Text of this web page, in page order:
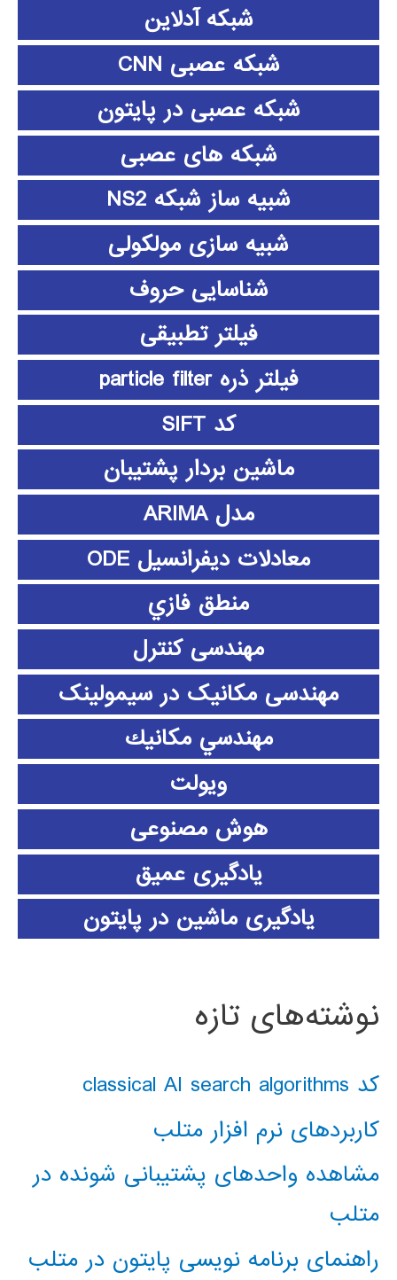
شبکه آدلاین
شبکه عصبی CNN
شبکه عصبی در پایتون
شبکه های عصبی
شبیه ساز شبکه NS2
شبیه سازی مولکولی
شناسایی حروف
فیلتر تطبیقی
فیلتر ذره particle filter
کد SIFT
ماشین بردار پشتیبان
مدل ARIMA
معادلات دیفرانسیل ODE
منطق فازي
مهندسی کنترل
مهندسی مکانیک در سیمولینک
مهندسي مكانيك
ویولت
هوش مصنوعی
یادگیری عمیق
یادگیری ماشین در پایتون
نوشته‌های تازه
کد classical AI search algorithms
کاربردهای نرم افزار متلب
مشاهده واحدهای پشتیبانی شونده در
متلب
راهنمای برنامه نویسی پایتون در متلب